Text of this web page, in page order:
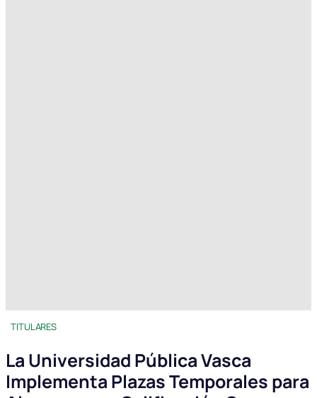
TITULARES
La Universidad Pública Vasca
Implementa Plazas Temporales para